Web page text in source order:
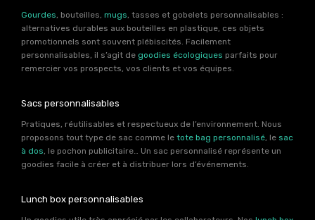
Gourdes , bouteilles, mugs , tasses et gobelets personnalisables :
alternatives durables aux bouteilles en plastique, ces objets
promotionnels sont souvent plébiscités. Facilement
personnalisables, il s’agit de goodies écologiques parfaits pour
remercier vos prospects, vos clients et vos équipes.
Sacs personnalisables
Pratiques, réutilisables et respectueux de l’environnement. Nous
proposons tout type de sac comme le tote bag personnalisé, le sac
à dos, le pochon publicitaire… Un sac personnalisé représente un
goodies facile à créer et à distribuer lors d’événements.
Lunch box personnalisables